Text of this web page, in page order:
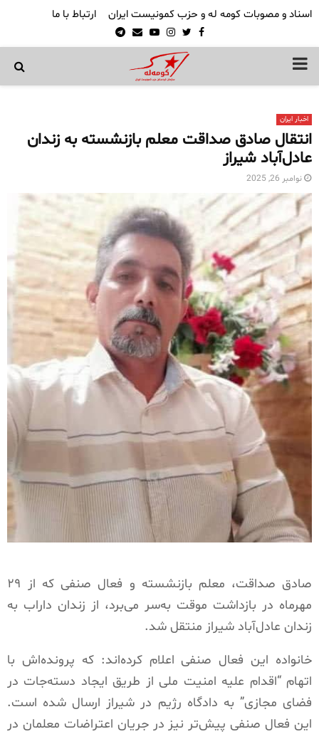
اسناد و مصوبات کومه له و حزب کمونیست ایران ارتباط با ما
Facebook
Twitter
Instagram
Youtube
Email
Telegram
PRIMARY
اخبار ایران
انتقال صادق صداقت معلم بازنشسته به زندان
عادل‌آباد شیراز
نوامبر 26, 2025
صادق صداقت، معلم بازنشسته و فعال صنفی که از ۲۹
مهرماه در بازداشت موقت به‌سر می‌برد، از زندان داراب به
زندان عادل‌آباد شیراز منتقل شد.
خانواده این فعال صنفی اعلام کرده‌اند: که پرونده‌اش با
اتهام “اقدام علیه امنیت ملی از طریق ایجاد دسته‌جات در
فضای مجازی” به دادگاه رژیم در شیراز ارسال شده است.
این فعال صنفی پیش‌تر نیز در جریان اعتراضات معلمان در